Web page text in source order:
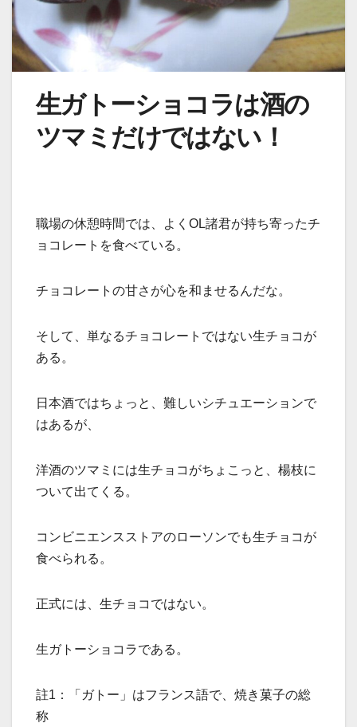
生ガトーショコラは酒の
ツマミだけではない！
職場の休憩時間では、よくOL諸君が持ち寄ったチ
ョコレートを食べている。
チョコレートの甘さが心を和ませるんだな。
そして、単なるチョコレートではない生チョコが
ある。
日本酒ではちょっと、難しいシチュエーションで
はあるが、
洋酒のツマミには生チョコがちょこっと、楊枝に
ついて出てくる。
コンビニエンスストアのローソンでも生チョコが
食べられる。
正式には、生チョコではない。
生ガトーショコラである。
註1：「ガトー」はフランス語で、焼き菓子の総
称